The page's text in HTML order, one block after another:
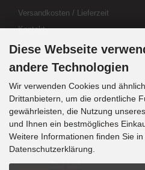
Versandkosten / Lieferzeit
Kontakt
Abo kündigen
Widerrufsformular
Zahlung & Versand
Sprachwahl
Diese Webseite
andere Technologien
Wir verwenden Cookies und
Drittanbietern, um die ordentliche
gewährleisten, die Nutzung
und Ihnen ein bestmögliches
Weitere Informationen finden Sie
Datenschutzerklärung.